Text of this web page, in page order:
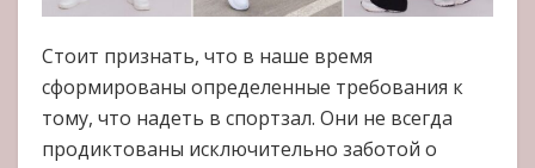
Стоит признать, что в наше время
сформированы определенные требования к
тому, что надеть в спортзал. Они не всегда
продиктованы исключительно заботой о